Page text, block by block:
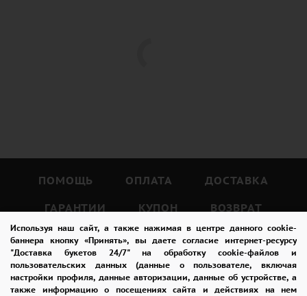
Используя наш сайт, а также нажимая в центре данного cookie-
баннера кнопку «Принять», вы даете согласие интернет-ресурсу
"Доставка букетов 24/7" на обработку cookie-файлов и
пользовательских данных (данные о пользователе, включая
настройки профиля, данные авторизации, данные об устройстве, а
также информацию о посещениях сайта и действиях на нем
ПОМОЩЬ ОПЛАТА
ДОСТАВКА
ГАРАНТИИ
КУПОН
ВОЗВРАТ
ОТЗЫВЫ
РЕКОМЕНДАЦИИ
КОНТАКТЫ